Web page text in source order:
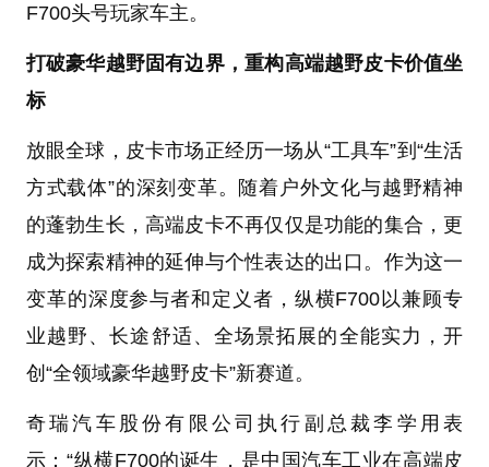
F700头号玩家车主。
打破豪华越野固有边界，重构高端越野皮卡价值坐
标
放眼全球，皮卡市场正经历一场从“工具车”到“生活
方式载体”的深刻变革。随着户外文化与越野精神
的蓬勃生长，高端皮卡不再仅仅是功能的集合，更
成为探索精神的延伸与个性表达的出口。作为这一
变革的深度参与者和定义者，纵横F700以兼顾专
业越野、长途舒适、全场景拓展的全能实力，开
创“全领域豪华越野皮卡”新赛道。
奇瑞汽车股份有限公司执行副总裁李学用表
示：“纵横F700的诞生，是中国汽车工业在高端皮